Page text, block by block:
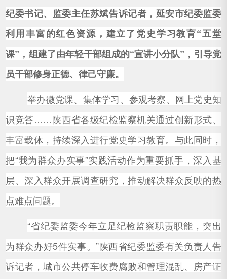
纪委书记、监委主任苏斌告诉记者，延安市纪委监委
利用丰富的红色资源，建立了党史学习教育“五堂
课”，组建了由年轻干部组成的“宣讲小分队”，引导党
员干部修身正德、律己守廉。
举办微党课、集体学习、参观考察、网上党史知
识竞答……陕西省各级纪检监察机关通过创新形式、
丰富载体，持续深入进行党史学习教育。与此同时，
把“我为群众办实事”实践活动作为重要抓手，深入基
层、深入群众开展调查研究，推动解决群众反映的热
点难点问题。
“省纪委监委今年立足纪检监察职责职能，突出
为群众办好5件实事。”陕西省纪委监委有关负责人告
诉记者，城市公共停车收费腐败和管理混乱、房产证